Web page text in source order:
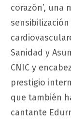
corazón’, una
Sanidad y
CNIC y
prestigio
que también
cantante